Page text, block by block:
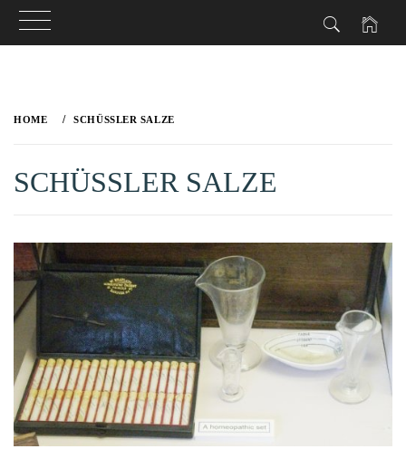
HOME SCHÜSSLER SALZE
SCHÜSSLER SALZE